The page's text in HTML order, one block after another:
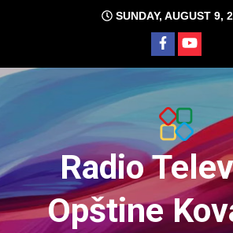
SUNDAY, AUGUST 9,
Radio
Opštine